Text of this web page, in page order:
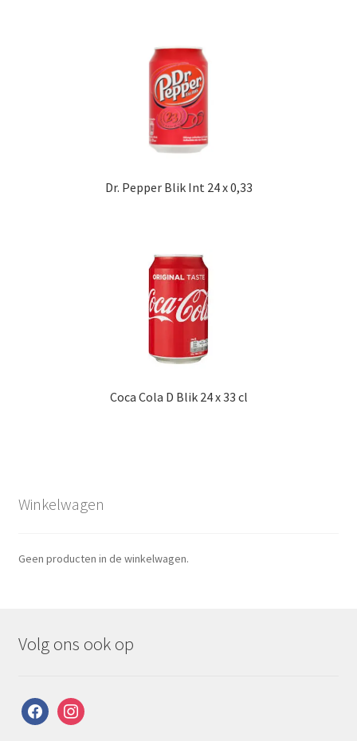
Dr. Pepper Blik Int 24 x 0,33
Coca Cola D Blik 24 x 33 cl
Winkelwagen
Geen producten in de winkelwagen.
Volg ons ook op
facebookinstagram